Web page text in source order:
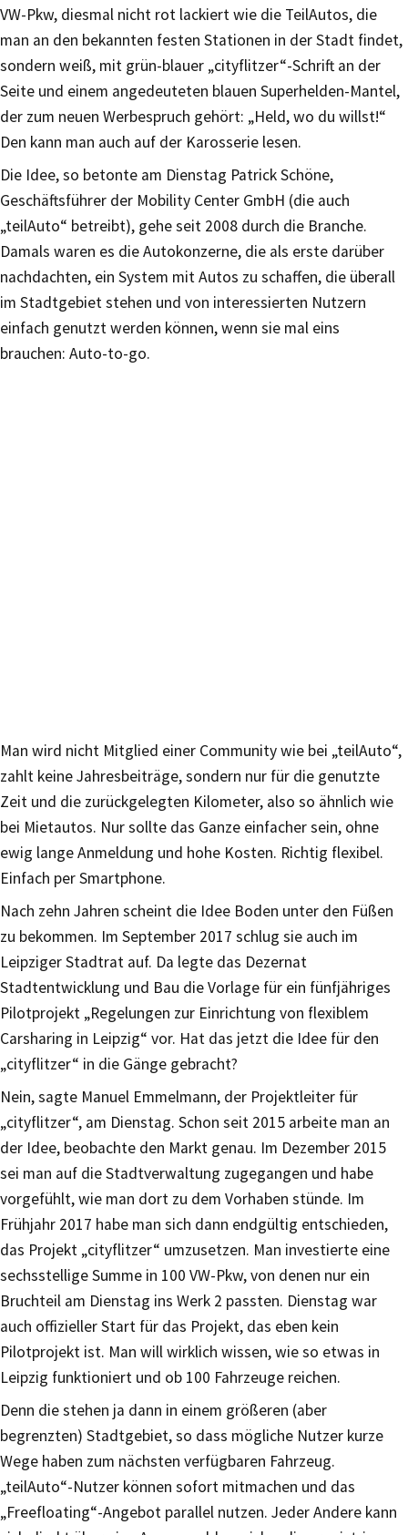
VW-Pkw, diesmal nicht rot lackiert wie die TeilAutos, die
man an den bekannten festen Stationen in der Stadt findet,
sondern weiß, mit grün-blauer „cityflitzer“-Schrift an der
Seite und einem angedeuteten blauen Superhelden-Mantel,
der zum neuen Werbespruch gehört: „Held, wo du willst!“
Den kann man auch auf der Karosserie lesen.
Die Idee, so betonte am Dienstag Patrick Schöne,
Geschäftsführer der Mobility Center GmbH (die auch
„teilAuto“ betreibt), gehe seit 2008 durch die Branche.
Damals waren es die Autokonzerne, die als erste darüber
nachdachten, ein System mit Autos zu schaffen, die überall
im Stadtgebiet stehen und von interessierten Nutzern
einfach genutzt werden können, wenn sie mal eins
brauchen: Auto-to-go.
Man wird nicht Mitglied einer Community wie bei „teilAuto“,
zahlt keine Jahresbeiträge, sondern nur für die genutzte
Zeit und die zurückgelegten Kilometer, also so ähnlich wie
bei Mietautos. Nur sollte das Ganze einfacher sein, ohne
ewig lange Anmeldung und hohe Kosten. Richtig flexibel.
Einfach per Smartphone.
Nach zehn Jahren scheint die Idee Boden unter den Füßen
zu bekommen. Im September 2017 schlug sie auch im
Leipziger Stadtrat auf. Da legte das Dezernat
Stadtentwicklung und Bau die Vorlage für ein fünfjähriges
Pilotprojekt „Regelungen zur Einrichtung von flexiblem
Carsharing in Leipzig“ vor. Hat das jetzt die Idee für den
„cityflitzer“ in die Gänge gebracht?
Nein, sagte Manuel Emmelmann, der Projektleiter für
„cityflitzer“, am Dienstag. Schon seit 2015 arbeite man an
der Idee, beobachte den Markt genau. Im Dezember 2015
sei man auf die Stadtverwaltung zugegangen und habe
vorgefühlt, wie man dort zu dem Vorhaben stünde. Im
Frühjahr 2017 habe man sich dann endgültig entschieden,
das Projekt „cityflitzer“ umzusetzen. Man investierte eine
sechsstellige Summe in 100 VW-Pkw, von denen nur ein
Bruchteil am Dienstag ins Werk 2 passten. Dienstag war
auch offizieller Start für das Projekt, das eben kein
Pilotprojekt ist. Man will wirklich wissen, wie so etwas in
Leipzig funktioniert und ob 100 Fahrzeuge reichen.
Denn die stehen ja dann in einem größeren (aber
begrenzten) Stadtgebiet, so dass mögliche Nutzer kurze
Wege haben zum nächsten verfügbaren Fahrzeug.
„teilAuto“-Nutzer können sofort mitmachen und das
„Freefloating“-Angebot parallel nutzen. Jeder Andere kann